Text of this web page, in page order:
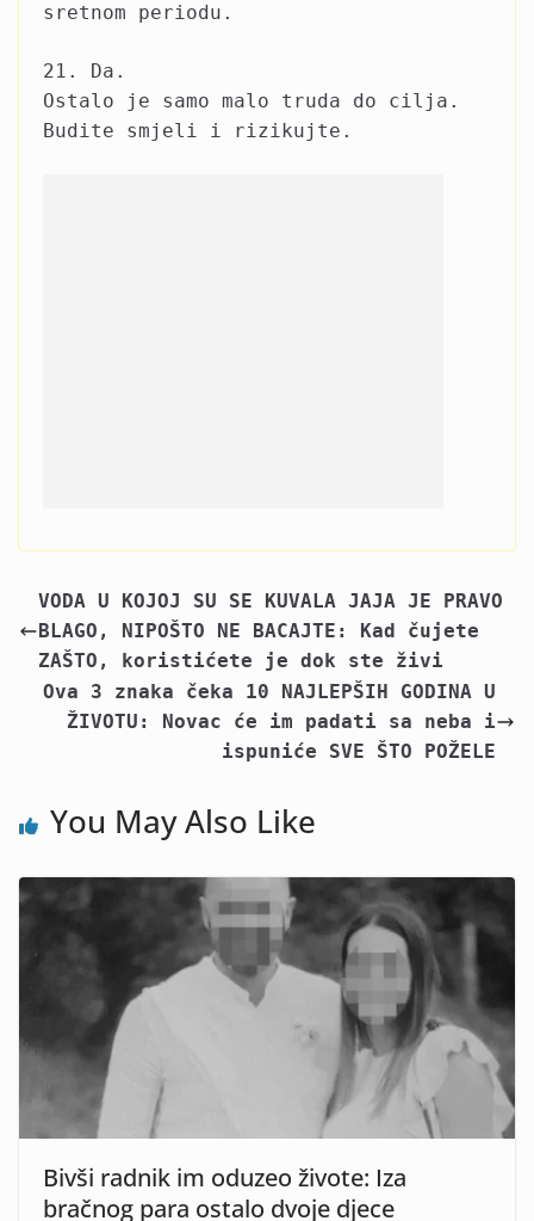
sretnom periodu.
21. Da.
Ostalo je samo malo truda do cilja.
Budite smjeli i rizikujte.
VODA U KOJOJ SU SE KUVALA JAJA JE PRAVO
BLAGO, NIPOŠTO NE BACAJTE: Kad čujete
ZAŠTO, koristićete je dok ste živi
Ova 3 znaka čeka 10 NAJLEPŠIH GODINA U
ŽIVOTU: Novac će im padati sa neba i
ispuniće SVE ŠTO POŽELE
You May Also Like
Bivši radnik im oduzeo živote: Iza
bračnog para ostalo dvoje djece